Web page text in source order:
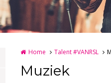
Home Talent #VANRSL
Muziek